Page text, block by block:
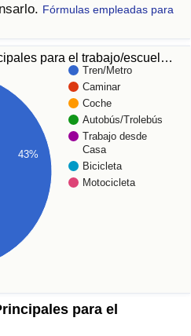
Fórmulas empleadas para
para el trabajo/escuel…
Tren/Metro
Caminar
Coche
Autobús/Trolebús
Trabajo desde
Casa
Bicicleta
Motocicleta
43%
para el
país
(Actual)